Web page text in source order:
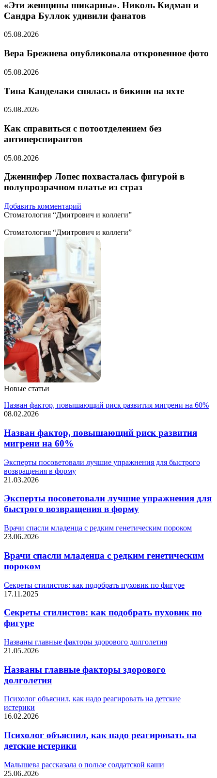
«Эти женщины шикарны». Николь Кидман и
Сандра Буллок удивили фанатов
05.08.2026
Вера Брежнева опубликовала откровенное фото
05.08.2026
Тина Канделаки снялась в бикини на яхте
05.08.2026
Как справиться с потоотделением без
антиперспирантов
05.08.2026
Дженнифер Лопес похвасталась фигурой в
полупрозрачном платье из страз
Добавить комментарий
Стоматология “Дмитрович и коллеги”
Стоматология “Дмитрович и коллеги”
Новые статьи
Назван фактор, повышающий риск развития мигрени на 60%
08.02.2026
Назван фактор, повышающий риск развития
мигрени на 60%
Эксперты посоветовали лучшие упражнения для быстрого
возвращения в форму
21.03.2026
Эксперты посоветовали лучшие упражнения для
быстрого возвращения в форму
Врачи спасли младенца с редким генетическим пороком
23.06.2026
Врачи спасли младенца с редким генетическим
пороком
Секреты стилистов: как подобрать пуховик по фигуре
17.11.2025
Секреты стилистов: как подобрать пуховик по
фигуре
Названы главные факторы здорового долголетия
21.05.2026
Названы главные факторы здорового
долголетия
Психолог объяснил, как надо реагировать на детские
истерики
16.02.2026
Психолог объяснил, как надо реагировать на
детские истерики
Малышева рассказала о пользе солдатской каши
25.06.2026